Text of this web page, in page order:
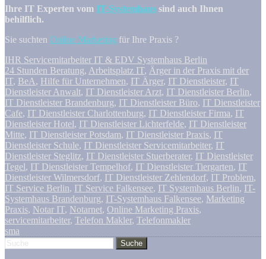
Ihre IT Experten vom IT-Systemhaus sind auch Ihnen
behilflich.
Sie suchten Online Marketing für Ihre Praxis ?
IHR Servicemitarbeiter IT & EDV Systemhaus Berlin
24 Stunden Beratung, Arbeitsplatz IT, Ärger in der Praxis mit der
IT, BeA, Hilfe für Unternehmen, IT Ärger, IT Dienstleister, IT
Dienstleister Anwalt, IT Dienstleister Arzt, IT Dienstleister Berlin,
IT Dienstleister Brandenburg, IT Dienstleister Büro, IT Dienstleister
Cafe, IT Dienstleister Charlottenburg, IT Dienstleister Firma, IT
Dienstleister Hotel, IT Dienstleister Lichterfelde, IT Dienstleister
Mitte, IT Dienstleister Potsdam, IT Dienstleister Praxis, IT
Dienstleister Schule, IT Dienstleister Servicemitarbeiter, IT
Dienstleister Steglitz, IT Dienstleister Stuerberater, IT Dienstleister
Tegel, IT Dienstleister Tempelhof, IT Dienstleister Tiergarten, IT
Dienstleister Wilmersdorf, IT Dienstleister Zehlendorf, IT Problem,
IT Service Berlin, IT Service Falkensee, IT Systemhaus Berlin, IT-
Systemhaus Brandenburg, IT-Systemhaus Falkensee, Marketing
Praxis, Notar IT, Notarnet, Online Marketing Praxis,
servicemitarbeiter, Telefon Makler, Telefonmakler
sma